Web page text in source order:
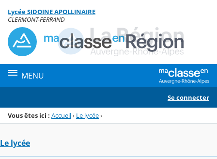
Menu de la rubrique
Contenu
Lycée SIDOINE APOLLINAIRE
CLERMONT-FERRAND
MENU
Se connecter
Vous êtes ici : Accueil› Le lycée›
Le lycée